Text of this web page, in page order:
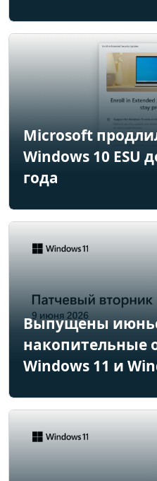
Microsoft
Windows 10 ESU
года
Выпущены
накопительные
Windows 11 и